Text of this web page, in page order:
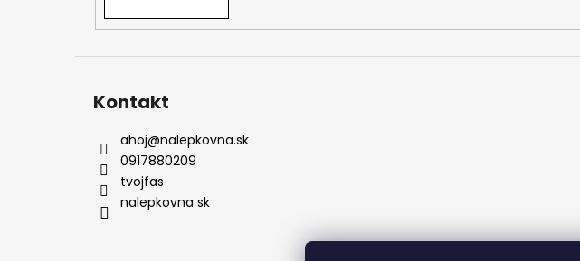
podmienkach a pomôžeme vám s výberom.
Kontakt
ahoj@nalepkovna.sk
0917880209
tvojfas
nalepkovna sk